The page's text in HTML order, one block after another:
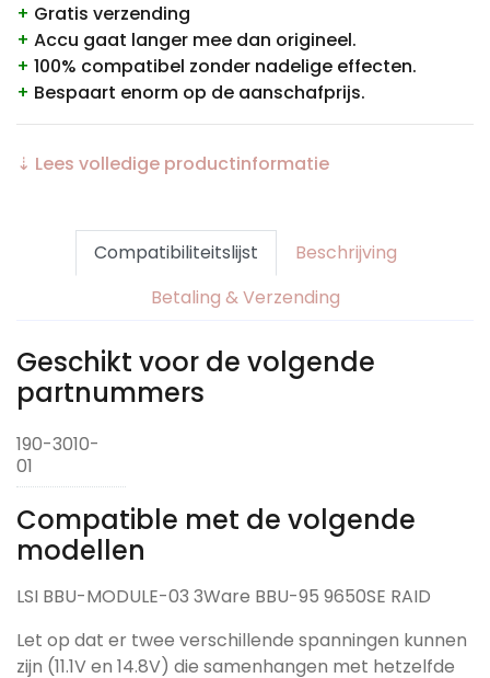
+ Gratis verzending
+ Accu gaat langer mee dan origineel.
+ 100% compatibel zonder nadelige effecten.
+ Bespaart enorm op de aanschafprijs.
⇣ Lees volledige productinformatie
Compatibiliteitslijst
Beschrijving
Betaling & Verzending
Geschikt voor de volgende
partnummers
190-3010-
01
Compatible met de volgende
modellen
LSI BBU-MODULE-03 3Ware BBU-95 9650SE RAID
Let op dat er twee verschillende spanningen kunnen
zijn (11.1V en 14.8V) die samenhangen met hetzelfde